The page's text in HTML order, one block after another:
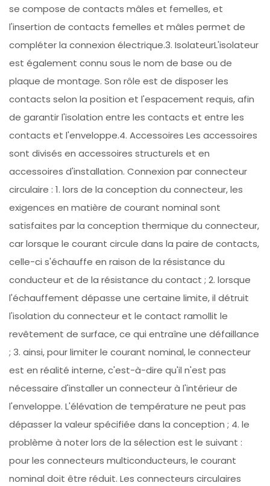
se compose de contacts mâles et femelles, et
l'insertion de contacts femelles et mâles permet de
compléter la connexion électrique.3. IsolateurL'isolateur
est également connu sous le nom de base ou de
plaque de montage. Son rôle est de disposer les
contacts selon la position et l'espacement requis, afin
de garantir l'isolation entre les contacts et entre les
contacts et l'enveloppe.4. Accessoires Les accessoires
sont divisés en accessoires structurels et en
accessoires d'installation. Connexion par connecteur
circulaire : 1. lors de la conception du connecteur, les
exigences en matière de courant nominal sont
satisfaites par la conception thermique du connecteur,
car lorsque le courant circule dans la paire de contacts,
celle-ci s'échauffe en raison de la résistance du
conducteur et de la résistance du contact ; 2. lorsque
l'échauffement dépasse une certaine limite, il détruit
l'isolation du connecteur et le contact ramollit le
revêtement de surface, ce qui entraîne une défaillance
; 3. ainsi, pour limiter le courant nominal, le connecteur
est en réalité interne, c'est-à-dire qu'il n'est pas
nécessaire d'installer un connecteur à l'intérieur de
l'enveloppe. L'élévation de température ne peut pas
dépasser la valeur spécifiée dans la conception ; 4. le
problème à noter lors de la sélection est le suivant :
pour les connecteurs multiconducteurs, le courant
nominal doit être réduit. Les connecteurs circulaires